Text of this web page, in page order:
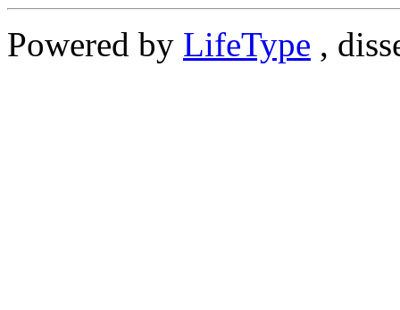
Powered by LifeType ,